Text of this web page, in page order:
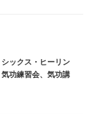
シックス・ヒーリン
気功練習会、 気功講